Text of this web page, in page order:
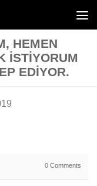
HEMEN
ISTIYORUM
EDIYOR.
0 Comments